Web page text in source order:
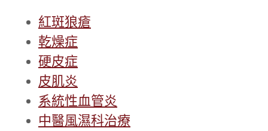
紅斑狼瘡
乾燥症
硬皮症
皮肌炎
系統性血管炎
中醫風濕科治療